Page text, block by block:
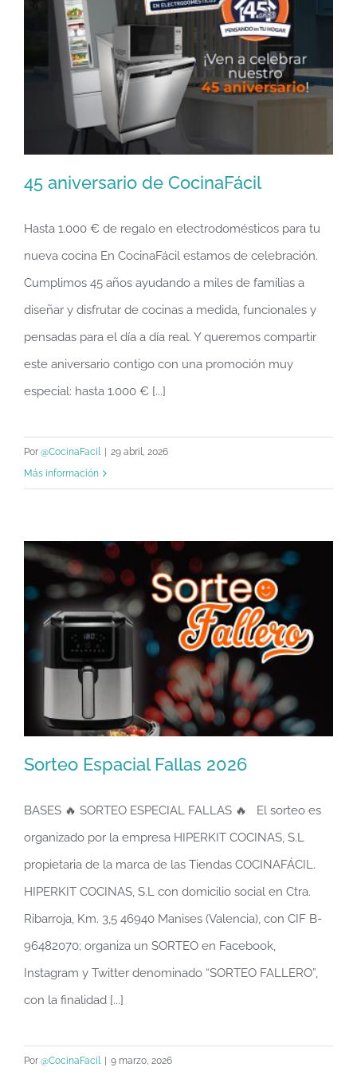
45 aniversario de CocinaFácil
45 aniversario de CocinaFácil
Hasta 1.000 € de regalo en electrodomésticos para tu
nueva cocina En CocinaFácil estamos de celebración.
Cumplimos 45 años ayudando a miles de familias a
diseñar y disfrutar de cocinas a medida, funcionales y
pensadas para el día a día real. Y queremos compartir
este aniversario contigo con una promoción muy
especial: hasta 1.000 € [...]
Por @CocinaFacil
29 abril, 2026
Más información
Sorteo Espacial Fallas 2026
Sorteo Espacial Fallas 2026
BASES 🔥 SORTEO ESPECIAL FALLAS 🔥 El sorteo es
organizado por la empresa HIPERKIT COCINAS, S.L
propietaria de la marca de las Tiendas COCINAFÁCIL.
HIPERKIT COCINAS, S.L con domicilio social en Ctra.
Ribarroja, Km. 3,5 46940 Manises (Valencia), con CIF B-
96482070; organiza un SORTEO en Facebook,
Instagram y Twitter denominado “SORTEO FALLERO”,
con la finalidad [...]
Por @CocinaFacil | 9 marzo, 2026